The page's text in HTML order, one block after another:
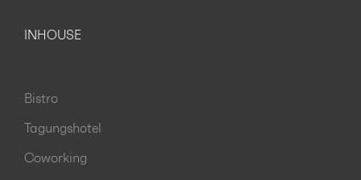
INHOUSE
Bistro
Tagungshotel
Coworking